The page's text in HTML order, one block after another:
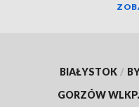
BIAŁYSTOK /
GORZÓW WLKP.